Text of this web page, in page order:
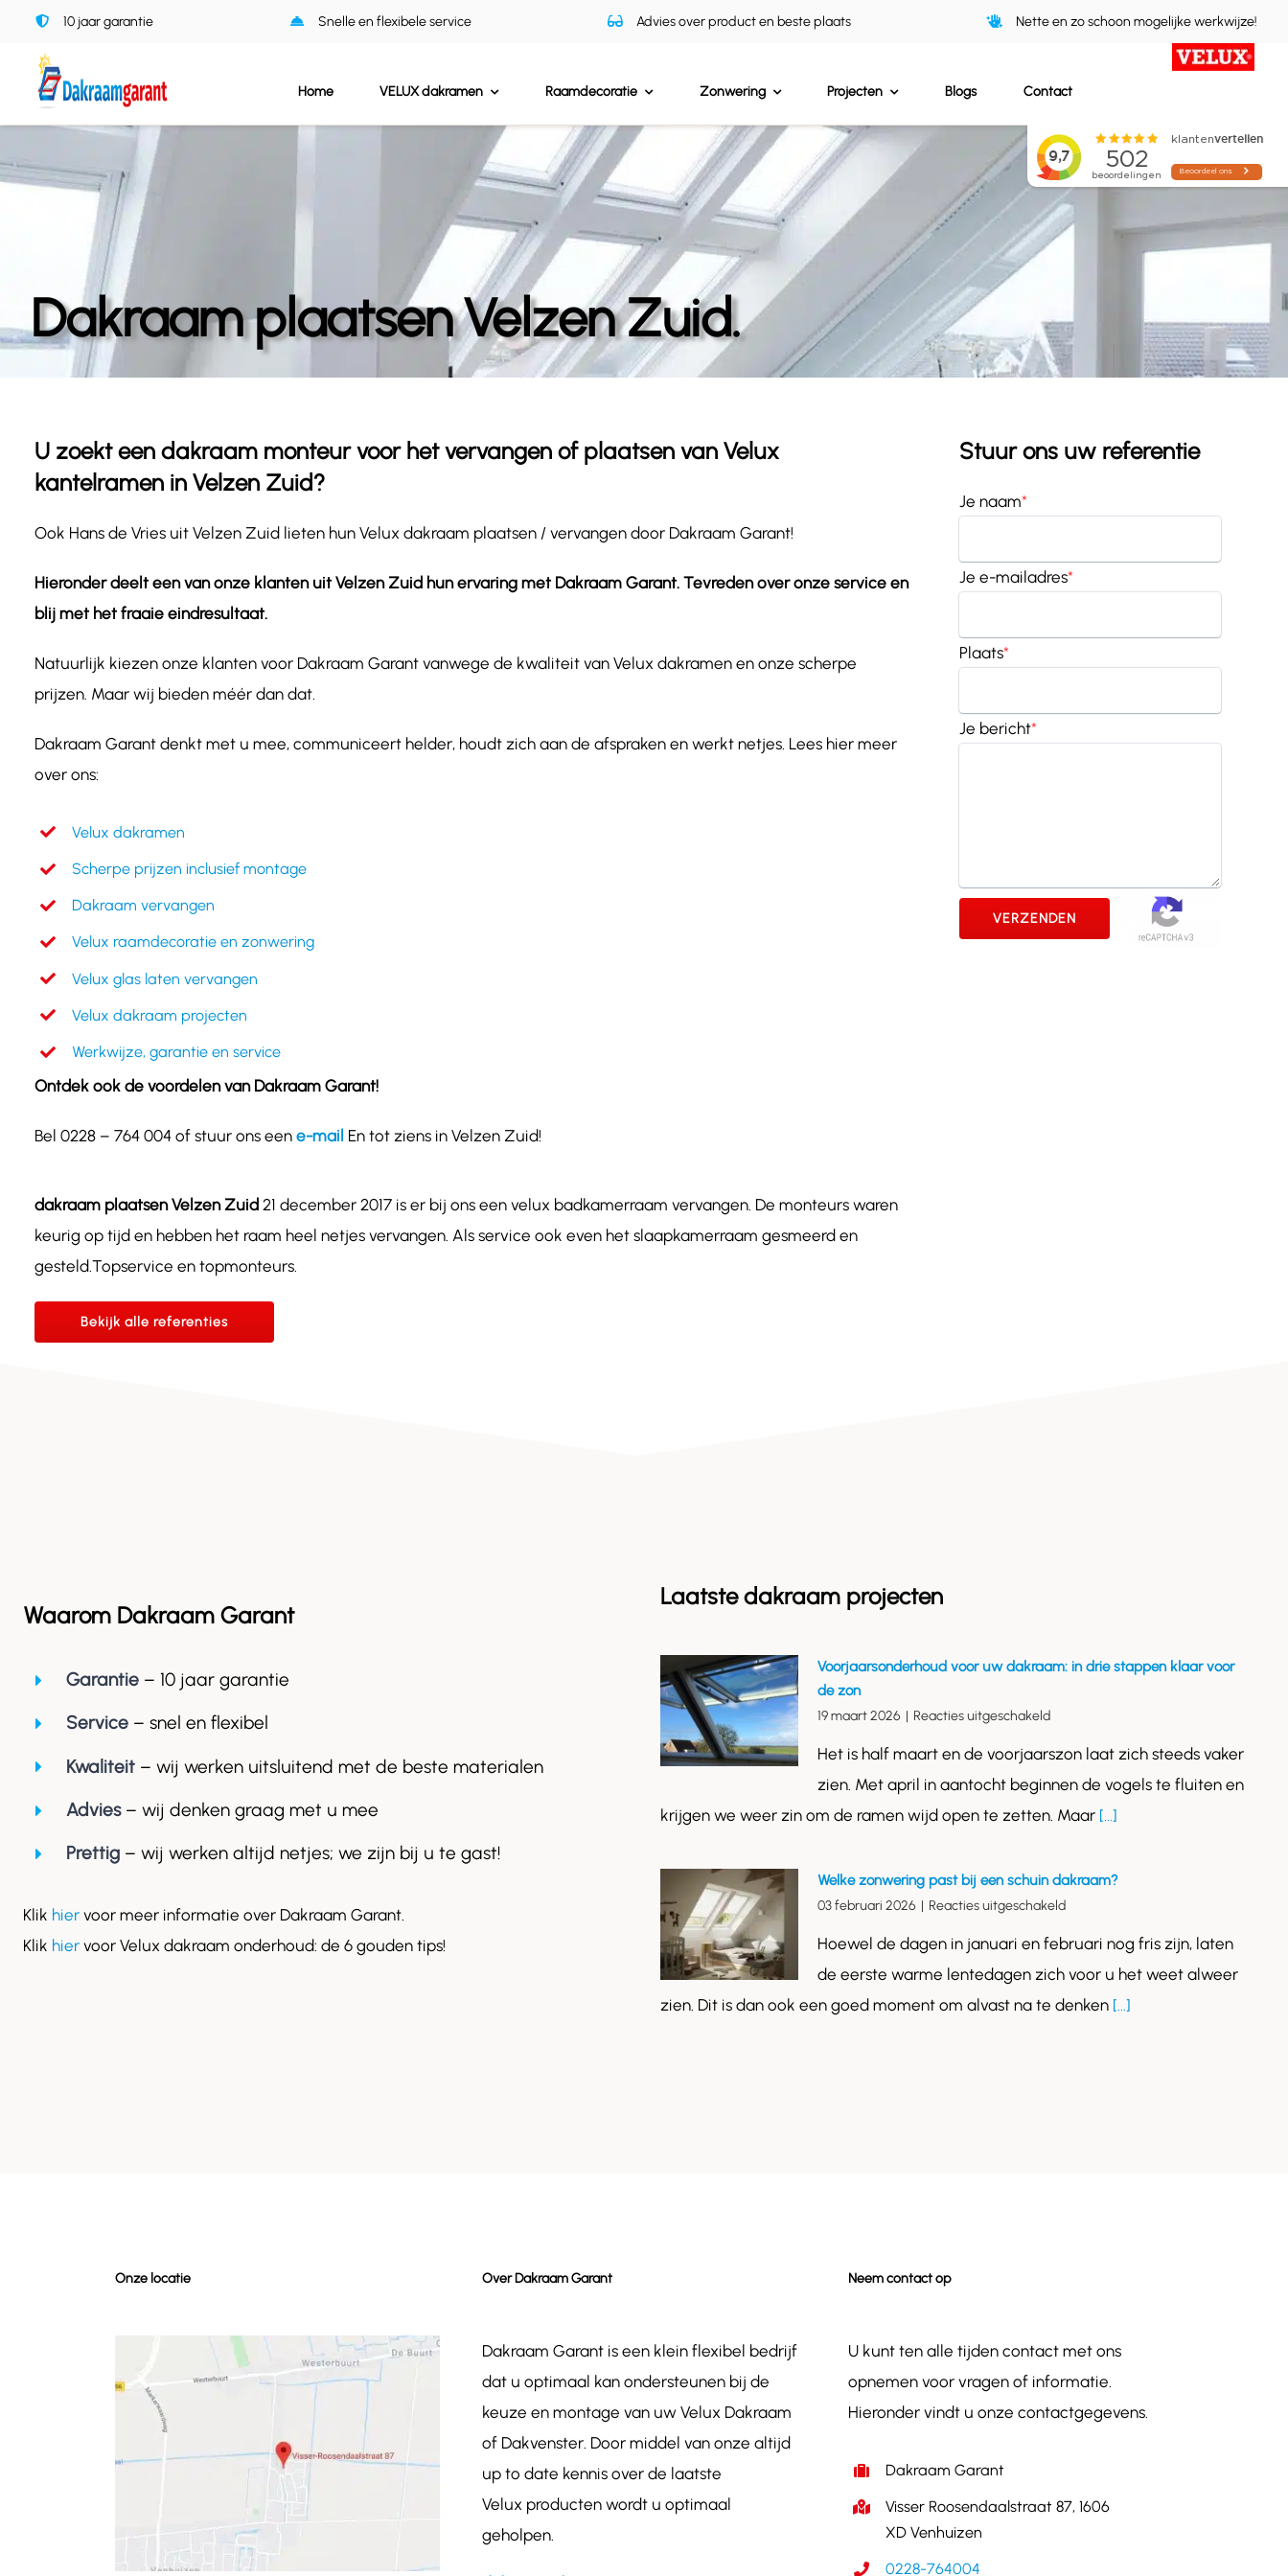
inhoud
10 jaar garantie Snelle en flexibele service Advies over product en beste plaats Nette en zo schoon mogelijke werkwijze!
Home VELUX dakramen Raamdecoratie Zonwering Projecten Blogs Contact
Dakraam plaatsen Velzen Zuid.
U zoekt een dakraam monteur voor het vervangen of plaatsen van Velux
kantelramen in Velzen Zuid?
Ook Hans de Vries uit Velzen Zuid lieten hun Velux dakraam plaatsen / vervangen door Dakraam Garant!
Hieronder deelt een van onze klanten uit Velzen Zuid hun ervaring met Dakraam Garant. Tevreden over onze service en
blij met het fraaie eindresultaat.
Natuurlijk kiezen onze klanten voor Dakraam Garant vanwege de kwaliteit van Velux dakramen en onze scherpe
prijzen. Maar wij bieden méér dan dat.
Dakraam Garant denkt met u mee, communiceert helder, houdt zich aan de afspraken en werkt netjes. Lees hier meer
over ons:
Velux dakramen
Scherpe prijzen inclusief montage
Dakraam vervangen
Velux raamdecoratie en zonwering
Velux glas laten vervangen
Velux dakraam projecten
Werkwijze, garantie en service
Ontdek ook de voordelen van Dakraam Garant!
Bel 0228 – 764 004 of stuur ons een e-mail En tot ziens in Velzen Zuid!
dakraam plaatsen Velzen Zuid 21 december 2017 is er bij ons een velux badkamerraam vervangen. De monteurs waren
keurig op tijd en hebben het raam heel netjes vervangen. Als service ook even het slaapkamerraam gesmeerd en
gesteld.Topservice en topmonteurs.
Bekijk alle referenties
Stuur ons uw referentie
Je naam*
Je e-mailadres*
Plaats*
Je bericht*
Waarom Dakraam Garant
Garantie – 10 jaar garantie
Service – snel en flexibel
Kwaliteit – wij werken uitsluitend met de beste materialen
Advies– wij denken graag met u mee
Prettig – wij werken altijd netjes; we zijn bij u te gast!
Klik hier voor meer informatie over Dakraam Garant.
Klik hier voor Velux dakraam onderhoud: de 6 gouden tips!
Laatste dakraam projecten
Voorjaarsonderhoud voor uw dakraam: in drie stappen klaar voor
de zon
19 maart 2026 | Reacties uitgeschakeld
voor
dakraam:
in
klaar
voor
de
zon
Het is half maart en de voorjaarszon laat zich steeds vaker
zien. Met april in aantocht beginnen de vogels te fluiten en
krijgen we weer zin om de ramen wijd open te zetten. Maar [...]
Welke zonwering past bij een schuin dakraam?
03 februari 2026 | Reacties uitgeschakeld
zonwering
bij
een
Hoewel de dagen in januari en februari nog fris zijn, laten
de eerste warme lentedagen zich voor u het weet alweer
zien. Dit is dan ook een goed moment om alvast na te denken [...]
Onze locatie Over Dakraam Garant
Dakraam Garant is een klein flexibel bedrijf
dat u optimaal kan ondersteunen bij de
keuze en montage van uw Velux Dakraam
of Dakvenster. Door middel van onze altijd
up to date kennis over de laatste
Velux producten wordt u optimaal
geholpen.
Neem contact op
U kunt ten alle tijden contact met ons
opnemen voor vragen of informatie.
Hieronder vindt u onze contactgegevens.
Dakraam Garant
Visser Roosendaalstraat 87, 1606
XD Venhuizen
0228-764004